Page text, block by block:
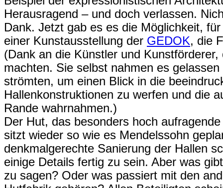
Herausragend – und doch verlassen.
Dank. Jetzt gab es es die Möglichkeit,
einer Kunstausstellung der GEDOK, die
(Dank an die Künstler und
machten. Sie selbst nahmen es
strömten, um einen Blick in die
Hallenkonstruktionen zu werfen und die
Rande wahrnahmen.)
Der Hut, das besonders hoch
sitzt wieder so wie es Mendelssohn
denkmalgerechte Sanierung der Hallen
einige Details fertig zu sein. Aber was
zu sagen? Oder was passiert mit den